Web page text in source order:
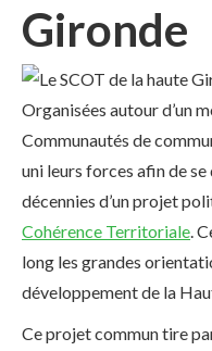
Gironde
Organisées autour d’un
Communautés de
uni leurs forces afin de
décennies d’un projet
Cohérence Territoriale .
long les grandes
développement de la
Ce projet commun tire